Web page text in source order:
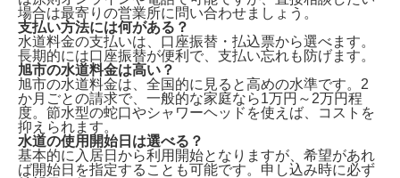
場合は最寄りの営業所に問い合わせましょう。
支払い方法には何がある？
水道料金の支払いは、 口座振替・払込票から選べます。
長期的には口座振替が便利で、支払い忘れも防げます。
旭市の水道料金は高い？
旭市の水道料金は、全国的に見ると高めの水準です。2
か月ごとの請求で、一般的な家庭なら1万円～2万円程
度。節水型の蛇口やシャワーヘッドを使えば、コストを
抑えられます。
水道の使用開始日は選べる？
基本的に入居日から利用開始となりますが、希望があれ
ば開始日を指定することも可能です。申し込み時に必ず